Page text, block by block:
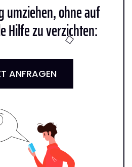
umziehen, ohne auf
Hilfe zu verzichten:
ANFRAGEN